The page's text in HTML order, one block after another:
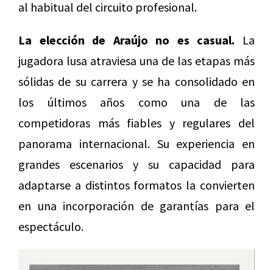
al habitual del circuito profesional.
La elección de Araújo no es casual. La
jugadora lusa atraviesa una de las etapas más
sólidas de su carrera y se ha consolidado en
los últimos años como una de las
competidoras más fiables y regulares del
panorama internacional. Su experiencia en
grandes escenarios y su capacidad para
adaptarse a distintos formatos la convierten
en una incorporación de garantías para el
espectáculo.